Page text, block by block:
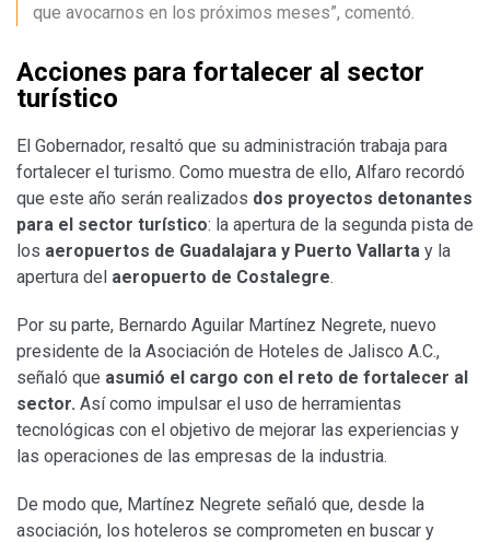
que avocarnos en los próximos meses”, comentó.
Acciones para fortalecer al sector
turístico
El Gobernador, resaltó que su administración trabaja para
fortalecer el turismo. Como muestra de ello, Alfaro recordó
que este año serán realizados dos proyectos detonantes
para el sector turístico: la apertura de la segunda pista de
los aeropuertos de Guadalajara y Puerto Vallarta y la
apertura del aeropuerto de Costalegre.
Por su parte, Bernardo Aguilar Martínez Negrete, nuevo
presidente de la Asociación de Hoteles de Jalisco A.C.,
señaló que asumió el cargo con el reto de fortalecer al
sector. Así como impulsar el uso de herramientas
tecnológicas con el objetivo de mejorar las experiencias y
las operaciones de las empresas de la industria.
De modo que, Martínez Negrete señaló que, desde la
asociación, los hoteleros se comprometen en buscar y